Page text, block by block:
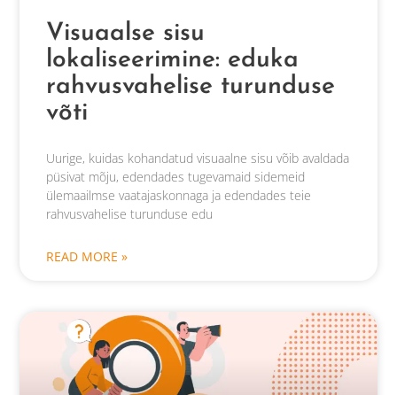
Visuaalse sisu
lokaliseerimine: eduka
rahvusvahelise turunduse
võti
Uurige, kuidas kohandatud visuaalne sisu võib avaldada
püsivat mõju, edendades tugevamaid sidemeid
ülemaailmse vaatajaskonnaga ja edendades teie
rahvusvahelise turunduse edu
READ MORE »